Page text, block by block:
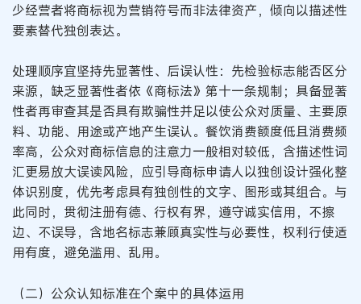
少经营者将商标视为营销符号而非法律资产，倾向以描述性
要素替代独创表达。
处理顺序宜坚持先显著性、后误认性：先检验标志能否区分
来源，缺乏显著性者依《商标法》第十一条规制；具备显著
性者再审查其是否具有欺骗性并足以使公众对质量、主要原
料、功能、用途或产地产生误认。餐饮消费额度低且消费频
率高，公众对商标信息的注意力一般相对较低，含描述性词
汇更易放大误读风险，应引导商标申请人以独创设计强化整
体识别度，优先考虑具有独创性的文字、图形或其组合。与
此同时，贯彻注册有德、行权有界，遵守诚实信用，不擦
边、不误导，含地名标志兼顾真实性与必要性，权利行使适
用有度，避免滥用、乱用。
（二）公众认知标准在个案中的具体运用